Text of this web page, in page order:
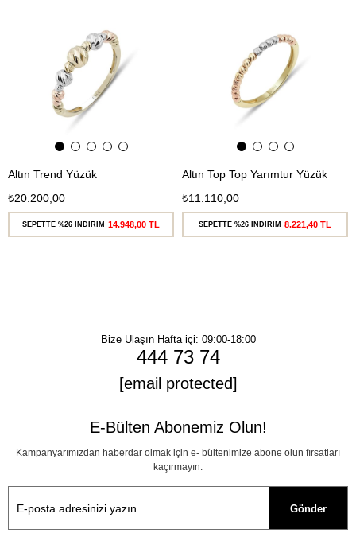
Altın Trend Yüzük
₺20.200,00
SEPETTE %26 İNDİRİM 14.948,00 TL
Altın Top Top Yarımtur Yüzük
₺11.110,00
SEPETTE %26 İNDİRİM 8.221,40 TL
Bize Ulaşın
444 73 74
[email protected]
Hafta içi: 09:00-18:00
E-Bülten Abonemiz Olun!
Kampanyarımızdan haberdar olmak için e- bültenimize abone olun fırsatları
kaçırmayın.
Gönder